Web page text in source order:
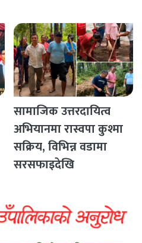
सामाजिक उत्तरदायित्व
अभियानमा रास्वपा कुश्मा
सक्रिय, विभिन्न वडामा
सरसफाइदेखि